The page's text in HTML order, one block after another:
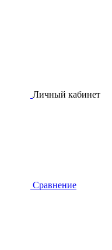
Личный кабинет
Сравнение